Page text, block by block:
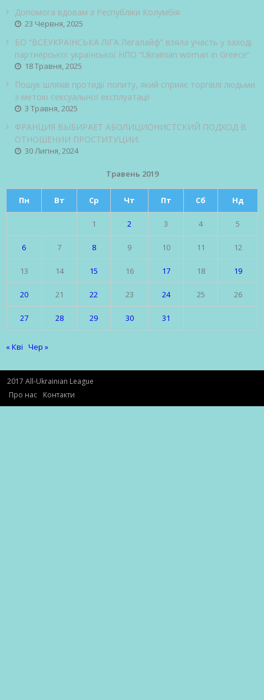
Допомога вдовам з Республіки Колумбія
23 Червня, 2025
БО “ВСЕУКРАЇНСЬКА ЛІГА Легалайф” взяла участь у заході
партнерської української НПО “Ukrainian woman in Greece”
18 Травня, 2025
Пошук шляхів протидії попиту, який сприяє торгівлі людьми
з метою сексуальної експлуатації
3 Травня, 2025
ФРАНЦИЯ ВЫБИРАЕТ АБОЛИЦИОНИСТСКИЙ ПОДХОД В
ОТНОШЕНИИ ПРОСТИТУЦИИ.
30 Липня, 2024
Травень 2019
Пн Вт Ср Чт Пт Сб Нд
1 2 3 4 5
6 7 8 9 10 11 12
13 14 15 16 17 18 19
20 21 22 23 24 25 26
27 28 29 30 31
« Кві Чер »
2017 All-Ukrainian League
Про нас
Контакти